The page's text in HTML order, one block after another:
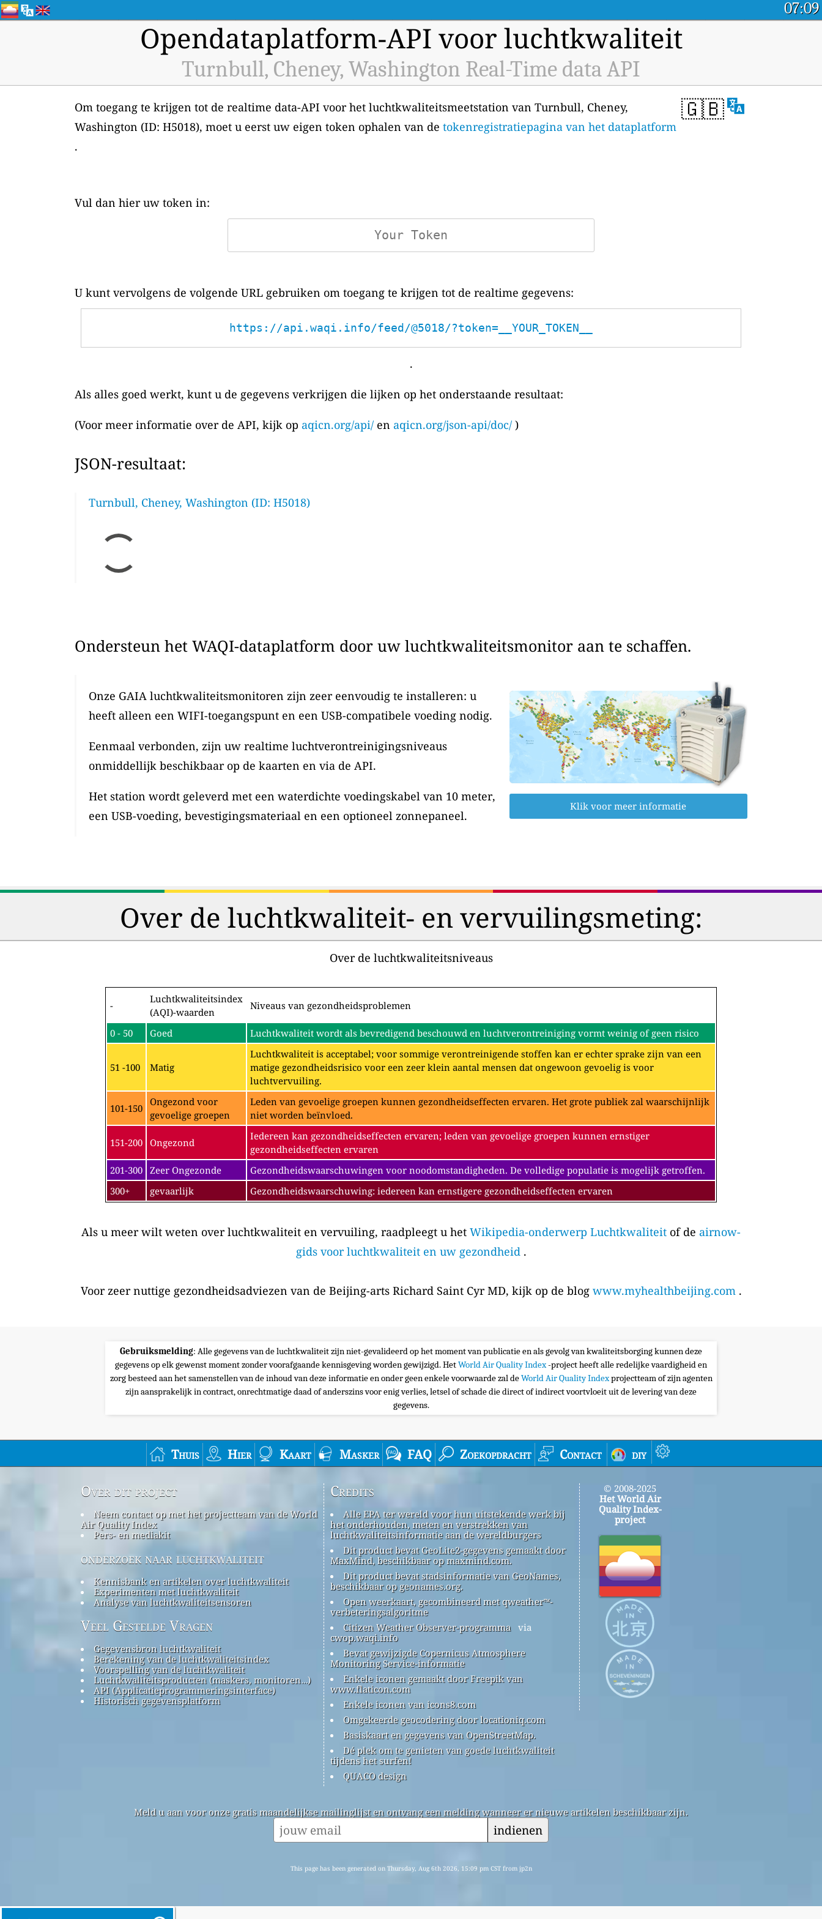
07:09
Opendataplatform-API voor luchtkwaliteit
Turnbull, Cheney, Washington Real-Time data API
🇬🇧
Om toegang te krijgen tot de realtime data-API voor het luchtkwaliteitsmeetstation van Turnbull, Cheney,
Washington (ID: H5018), moet u eerst uw eigen token ophalen van de tokenregistratiepagina van het dataplatform
.
Vul dan hier uw token in:
U kunt vervolgens de volgende URL gebruiken om toegang te krijgen tot de realtime gegevens:
https://api.waqi.info/feed/@5018/?token=__YOUR_TOKEN__
.
Als alles goed werkt, kunt u de gegevens verkrijgen die lijken op het onderstaande resultaat:
(Voor meer informatie over de API, kijk op aqicn.org/api/ en aqicn.org/json-api/doc/ )
JSON-resultaat:
Turnbull, Cheney, Washington (ID: H5018)
Ondersteun het WAQI-dataplatform door uw luchtkwaliteitsmonitor aan te schaffen.
Onze GAIA luchtkwaliteitsmonitoren zijn zeer eenvoudig te installeren: u
heeft alleen een WIFI-toegangspunt en een USB-compatibele voeding nodig.
Eenmaal verbonden, zijn uw realtime luchtverontreinigingsniveaus
onmiddellijk beschikbaar op de kaarten en via de API.
Het station wordt geleverd met een waterdichte voedingskabel van 10 meter,
een USB-voeding, bevestigingsmateriaal en een optioneel zonnepaneel.
Klik voor meer informatie
Over de luchtkwaliteit- en vervuilingsmeting:
Over de luchtkwaliteitsniveaus
-
Luchtkwaliteitsindex
(AQI)-waarden
Niveaus van gezondheidsproblemen
0 - 50 Goed Luchtkwaliteit wordt als bevredigend beschouwd en luchtverontreiniging vormt weinig of geen risico
51 -100 Matig
Luchtkwaliteit is acceptabel; voor sommige verontreinigende stoffen kan er echter sprake zijn van een
matige gezondheidsrisico voor een zeer klein aantal mensen dat ongewoon gevoelig is voor
luchtvervuiling.
101-150
Ongezond voor
gevoelige groepen
Leden van gevoelige groepen kunnen gezondheidseffecten ervaren. Het grote publiek zal waarschijnlijk
niet worden beïnvloed.
151-200 Ongezond
Iedereen kan gezondheidseffecten ervaren; leden van gevoelige groepen kunnen ernstiger
gezondheidseffecten ervaren
201-300 Zeer Ongezonde
Gezondheidswaarschuwingen voor noodomstandigheden. De volledige populatie is mogelijk getroffen.
300+
gevaarlijk Gezondheidswaarschuwing: iedereen kan ernstigere gezondheidseffecten ervaren
Als u meer wilt weten over luchtkwaliteit en vervuiling, raadpleegt u het Wikipedia-onderwerp Luchtkwaliteit of de airnow-
gids voor luchtkwaliteit en uw gezondheid.
Voor zeer nuttige gezondheidsadviezen van de Beijing-arts Richard Saint Cyr MD, kijk op de blog www.myhealthbeijing.com.
Gebruiksmelding: Alle gegevens van de luchtkwaliteit zijn niet-gevalideerd op het moment van publicatie en als gevolg van kwaliteitsborging kunnen deze
gegevens op elk gewenst moment zonder voorafgaande kennisgeving worden gewijzigd. HetWorld Air Quality Index-project heeft alle redelijke vaardigheid en
zorg besteed aan het samenstellen van de inhoud van deze informatie en onder geen enkele voorwaarde zal deWorld Air Quality Indexprojectteam of zijn agenten
zijn aansprakelijk in contract, onrechtmatige daad of anderszins voor enig verlies, letsel of schade die direct of indirect voortvloeit uit de levering van deze
gegevens.
Thuis Hier Kaart Masker FAQ Zoekopdracht Contact diy
Over dit project
Neem contact op met het projectteam van de World
Air Quality Index
Pers- en mediakit
onderzoek naar luchtkwaliteit
Kennisbank en artikelen over luchtkwaliteit
Experimenten met luchtkwaliteit
Analyse van luchtkwaliteitsensoren
Veel Gestelde Vragen
Gegevensbron luchtkwaliteit
Berekening van de luchtkwaliteitsindex
Voorspelling van de luchtkwaliteit
Luchtkwaliteitsproducten (maskers, monitoren…)
API (Applicatieprogrammeringsinterface)
Historisch gegevensplatform
Credits
Alle EPA ter wereld voor hun uitstekende werk bij
het onderhouden, meten en verstrekken van
luchtkwaliteitsinformatie aan de wereldburgers
Dit product bevat GeoLite2-gegevens gemaakt door
MaxMind, beschikbaar op maxmind.com.
Dit product bevat stadsinformatie van GeoNames,
beschikbaar op geonames.org.
Open weerkaart, gecombineerd met qweather™-
verbeteringsalgoritme
Citizen Weather Observer-programma via
cwop.waqi.info
Bevat gewijzigde Copernicus Atmosphere
Monitoring Service-informatie
Enkele iconen gemaakt door Freepik van
www.flaticon.com
Enkele iconen van icons8.com
Omgekeerde geocodering door locationiq.com
Basiskaart en gegevens van OpenStreetMap.
Dé plek om te genieten van goede luchtkwaliteit
tijdens het surfen!
QUACO design
© 2008-2025
Het World Air
Quality Index-
project
Meld u aan voor onze gratis maandelijkse mailinglijst en ontvang een melding wanneer er nieuwe artikelen beschikbaar zijn.
indienen
This page has been generated on Thursday, Aug 6th 2026, 15:09 pm CST from jp2n